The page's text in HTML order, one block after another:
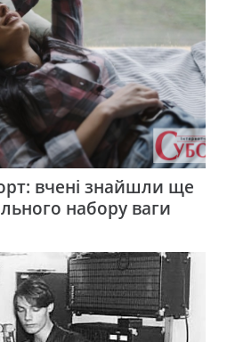
вчені знайшли ще
набору ваги